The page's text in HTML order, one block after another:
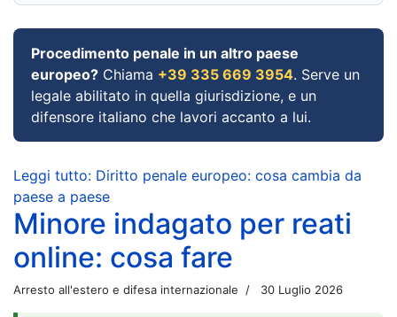
Procedimento penale in un altro paese
europeo? Chiama +39 335 669 3954. Serve un
legale abilitato in quella giurisdizione, e un
difensore italiano che lavori accanto a lui.
Leggi tutto: Diritto penale europeo: cosa cambia da
paese a paese
Minore indagato per reati
online: cosa fare
Arresto all'estero e difesa internazionale 30 Luglio 2026